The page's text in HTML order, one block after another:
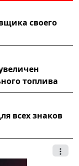
своего
топлива
всех знаков